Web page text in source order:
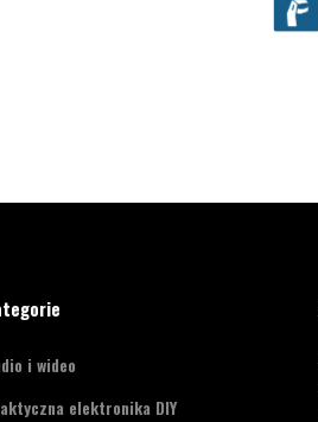
i wideo
elektronika DIY